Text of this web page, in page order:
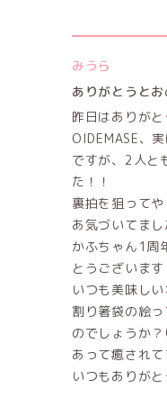
みうら
ありがとうとお
昨日はありがと
OIDEMASE、
ですが、2人と
た！！
裏拍を狙って
あ気づいてまし
かふちゃん1周
とうございます
いつも美味し
割り箸袋の絵
のでしょうか
あって癒されて
いつもありがと